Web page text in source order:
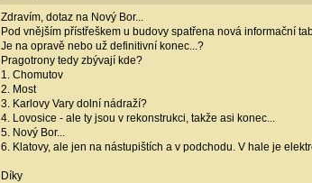
Zdravím, dotaz na Nový Bor...
Pod vnějším přístřeškem u budovy spatřena nová informační
Je na opravě nebo už definitivní konec...?
Pragotrony tedy zbývají kde?
1. Chomutov
2. Most
3. Karlovy Vary dolní nádraží?
4. Lovosice - ale ty jsou v rekonstrukci, takže asi konec...
5. Nový Bor...
6. Klatovy, ale jen na nástupištích a v podchodu. V hale je
Díky